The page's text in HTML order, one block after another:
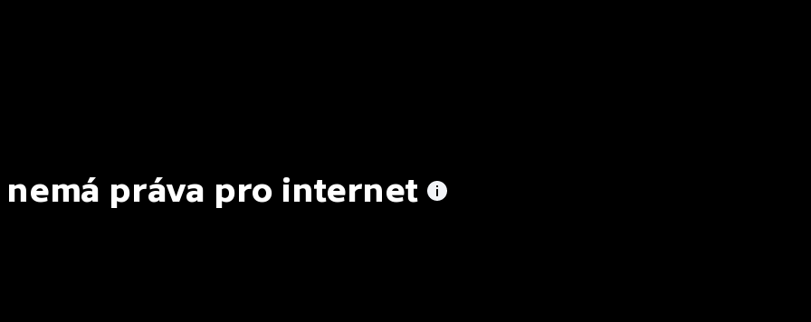
nemá práva pro internet